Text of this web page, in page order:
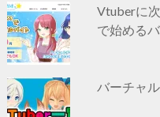
Vtuberに
で始める
バーチャ